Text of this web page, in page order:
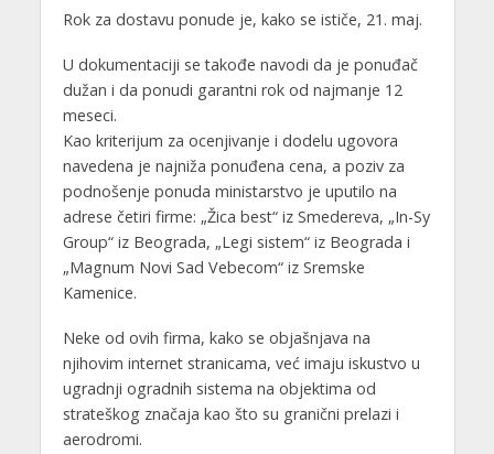
Rok za dostavu ponude je, kako se ističe, 21. maj.
U dokumentaciji se takođe navodi da je ponuđač
dužan i da ponudi garantni rok od najmanje 12
meseci.
Kao kriterijum za ocenjivanje i dodelu ugovora
navedena je najniža ponuđena cena, a poziv za
podnošenje ponuda ministarstvo je uputilo na
adrese četiri firme: „Žica best“ iz Smedereva, „In-Sy
Group“ iz Beograda, „Legi sistem“ iz Beograda i
„Magnum Novi Sad Vebecom“ iz Sremske
Kamenice.
Neke od ovih firma, kako se objašnjava na
njihovim internet stranicama, već imaju iskustvo u
ugradnji ogradnih sistema na objektima od
strateškog značaja kao što su granični prelazi i
aerodromi.